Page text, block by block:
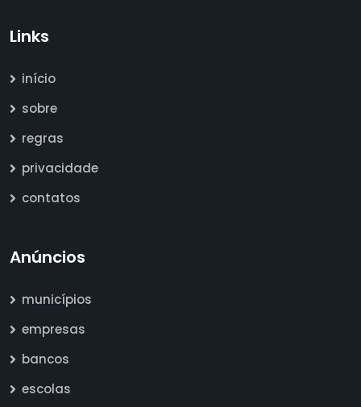
Links
início
sobre
regras
privacidade
contatos
Anúncios
municípios
empresas
bancos
escolas